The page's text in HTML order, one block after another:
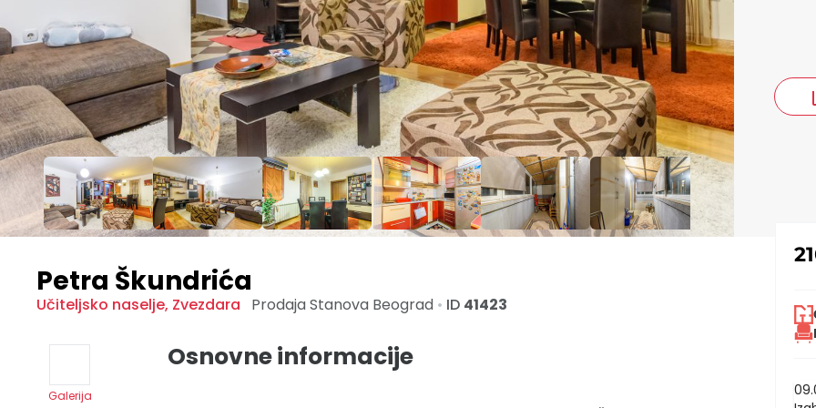
Petra Škundrića
Učiteljsko naselje, Zvezdara Prodaja Stanova Beograd • ID 41423
Galerija
Osnovne informacije